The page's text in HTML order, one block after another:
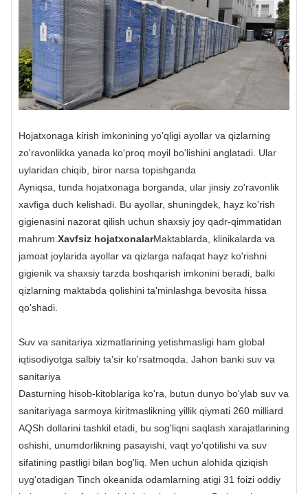
Hojatxonaga kirish imkonining yo'qligi ayollar va qizlarning
zo'ravonlikka yanada ko'proq moyil bo'lishini anglatadi. Ular
uylaridan chiqib, biror narsa topishganda
Ayniqsa, tunda hojatxonaga borganda, ular jinsiy zo'ravonlik
xavfiga duch kelishadi. Bu ayollar, shuningdek, hayz ko'rish
gigienasini nazorat qilish uchun shaxsiy joy qadr-qimmatidan
mahrum. Xavfsiz hojatxonalarMaktablarda, klinikalarda va
jamoat joylarida ayollar va qizlarga nafaqat hayz ko'rishni
gigienik va shaxsiy tarzda boshqarish imkonini beradi, balki
qizlarning maktabda qolishini ta'minlashga bevosita hissa
qo'shadi.
Suv va sanitariya xizmatlarining yetishmasligi ham global
iqtisodiyotga salbiy ta'sir ko'rsatmoqda. Jahon banki suv va
sanitariya
Dasturning hisob-kitoblariga ko'ra, butun dunyo bo'ylab suv va
sanitariyaga sarmoya kiritmaslikning yillik qiymati 260 milliard
AQSh dollarini tashkil etadi, bu sog'liqni saqlash xarajatlarining
oshishi, unumdorlikning pasayishi, vaqt yo'qotilishi va suv
sifatining pastligi bilan bog'liq. Men uchun alohida qiziqish
uyg'otadigan Tinch okeanida odamlarning atigi 31 foizi oddiy